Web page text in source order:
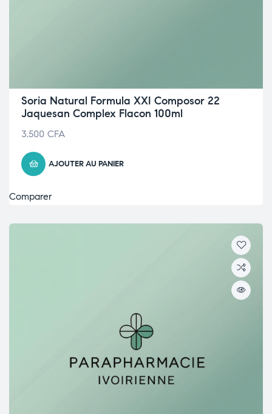
Soria Natural Formula XXI Composor 22
Jaquesan Complex Flacon 100ml
3.500 CFA
AJOUTER AU PANIER
Comparer